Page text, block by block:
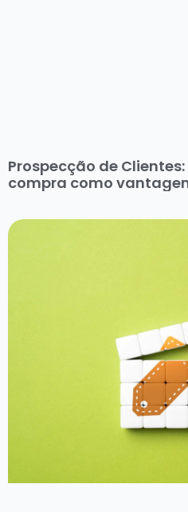
Prospecção de
compra como